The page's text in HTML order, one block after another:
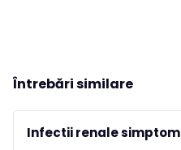
Întrebări similare
Infectii renale